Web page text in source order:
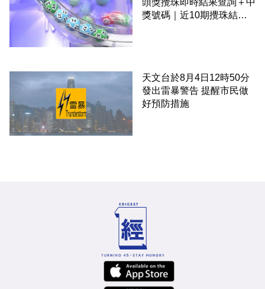
獎號碼｜近10期攪珠結果
天文台於8月4日12時50分
發出雷暴警告 提醒市民做
好預防措施